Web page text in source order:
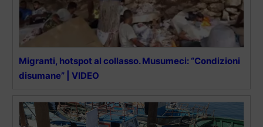
Migranti, hotspot al collasso. Musumeci: “Condizioni
disumane” | VIDEO